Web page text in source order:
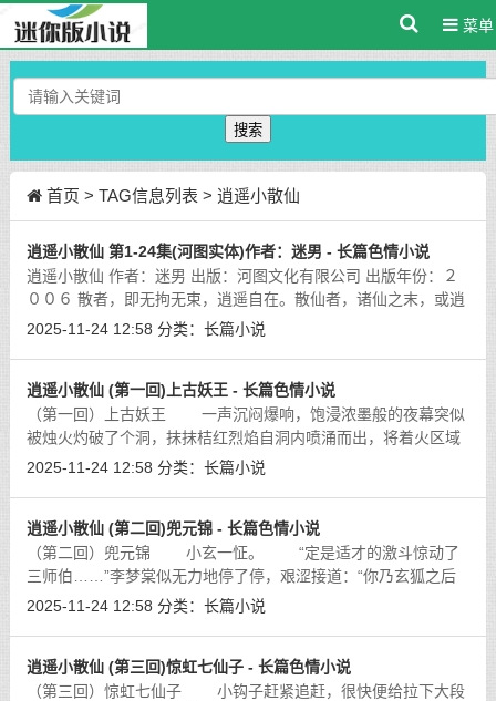
菜单
搜索
首页 > TAG信息列表 > 逍遥小散仙
逍遥小散仙 第1-24集(河图实体)作者：迷男 - 长篇色情小说
逍遥小散仙 作者：迷男 出版：河图文化有限公司 出版年份：２
００６ 散者，即无拘无束，逍遥自在。散仙者，诸仙之末，或逍
遥于深山海岛，或 淡隐于街井闹市，低者不过丹卜之流，高者却
2025-11-24 12:58 分类： 长篇小说
逍遥小散仙 (第一回)上古妖王 - 长篇色情小说
（第一回）上古妖王 一声沉闷爆响，饱浸浓墨般的夜幕突似
被烛火灼破了个洞，抹抹桔红烈焰自洞内喷涌而出，将着火区域
迅速扩大。[详细]
2025-11-24 12:58 分类： 长篇小说
逍遥小散仙 (第二回)兜元锦 - 长篇色情小说
（第二回）兜元锦 小玄一怔。 “定是适才的激斗惊动了
三师伯……”李梦棠似无力地停了停，艰涩接道：“你乃玄狐之后
的消息已传回教中，难保三师伯不送你上凤凰崖。”
2025-11-24 12:58 分类： 长篇小说
逍遥小散仙 (第三回)惊虹七仙子 - 长篇色情小说
（第三回）惊虹七仙子 小钩子赶紧追赶，很快便给拉下大段